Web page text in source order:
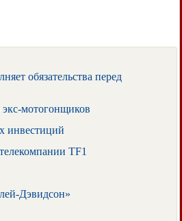
обязательства перед
экс-мотогонщиков
инвестиций
TF1
Дэвидсон»